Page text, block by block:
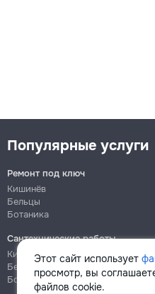
Этот сайт использует
просмотр, вы
файлов cookie.
Популярные услуги
Ремонт под ключ
Кишинёв
Бельцы
Ботаника
Сантехнические работы
Кишинёв
Бельцы
Ботаника